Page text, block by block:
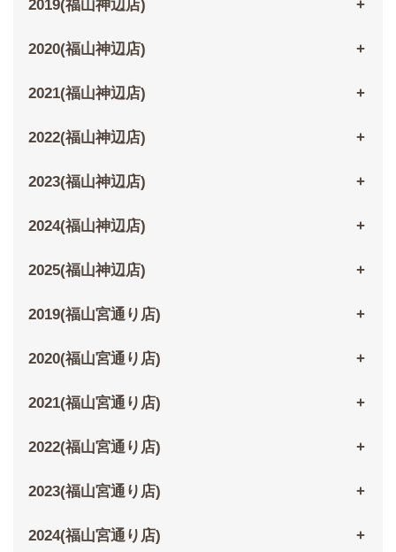
2019(福山神辺店)
2020(福山神辺店)
2021(福山神辺店)
2022(福山神辺店)
2023(福山神辺店)
2024(福山神辺店)
2025(福山神辺店)
2019(福山宮通り店)
2020(福山宮通り店)
2021(福山宮通り店)
2022(福山宮通り店)
2023(福山宮通り店)
2024(福山宮通り店)